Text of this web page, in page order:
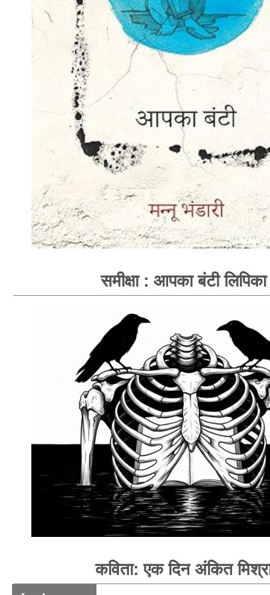
समीक्षा : आपका बंटी लिपिका
कविता: एक दिन अंकित